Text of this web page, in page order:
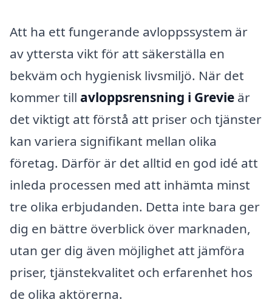
Att ha ett fungerande avloppssystem är
av yttersta vikt för att säkerställa en
bekväm och hygienisk livsmiljö. När det
kommer till avloppsrensning i Grevie är
det viktigt att förstå att priser och tjänster
kan variera signifikant mellan olika
företag. Därför är det alltid en god idé att
inleda processen med att inhämta minst
tre olika erbjudanden. Detta inte bara ger
dig en bättre överblick över marknaden,
utan ger dig även möjlighet att jämföra
priser, tjänstekvalitet och erfarenhet hos
de olika aktörerna.